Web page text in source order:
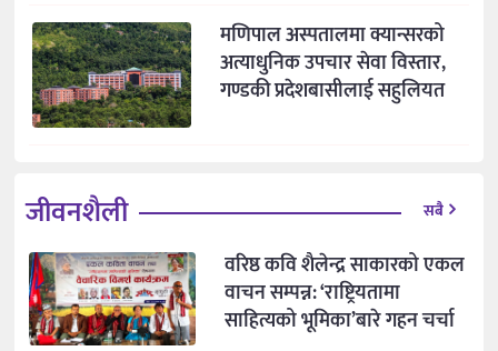
मणिपाल अस्पतालमा क्यान्सरको
अत्याधुनिक उपचार सेवा विस्तार,
गण्डकी प्रदेशबासीलाई सहुलियत
जीवनशैली सबै
वरिष्ठ कवि शैलेन्द्र साकारको एकल
वाचन सम्पन्न: ‘राष्ट्रियतामा
साहित्यको भूमिका’बारे गहन चर्चा